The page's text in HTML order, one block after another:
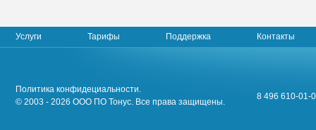
Услуги Тарифы Поддержка Контакты
Политика конфидециальности.
© 2003 - 2026 ООО ПО Тонус. Все права защищены.
8 496 610-01-